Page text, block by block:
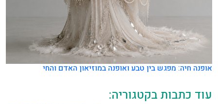
אופנה חיה: מפגש בין טבע ואופנה במוזיאון האדם והחי
עוד כתבות בקטגוריה: